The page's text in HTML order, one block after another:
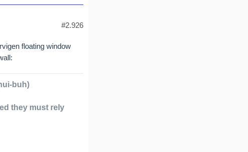
#2.926
floating window
buh)
they must rely